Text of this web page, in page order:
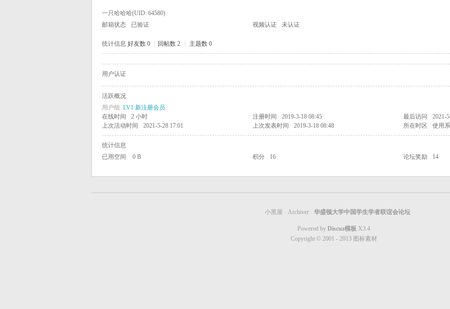
一只哈哈哈(UID: 64580)
邮箱状态
已验证 视频认证 未认证
统计信息 好友数 0 回帖数 2 主题数 0
用户认证
活跃概况
用户组 LV1 新注册会员
在线时间
2 小时 注册时间 2019-3-18 08:45 最后访问
2021-
上次活动时间
2021-5-28 17:01 上次发表时间 2019-3-18 08:48 所在时区 使用
统计信息
已用空间
0 B 积分 16 论坛奖励 14
小黑屋 - Archiver - 华盛顿大学中国学生学者联谊会论坛
Powered by Discuz模板 X3.4
Copyright © 2001 - 2013 图标素材